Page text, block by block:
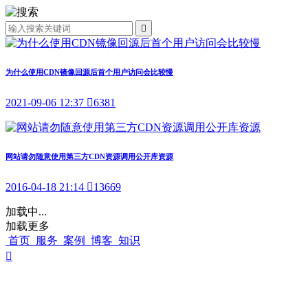

为什么使用CDN镜像回源后首个用户访问会比较慢
2021-09-06 12:37 6381
网站请勿随意使用第三方CDN资源调用公开库资源
2016-04-18 21:14 13669
加载中...
加载更多
首页 服务 案例 博客 知识
